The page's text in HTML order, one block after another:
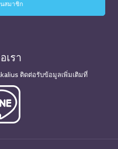
เรา
ติดต่อรับข้อมูลเพิ่มเติมที่